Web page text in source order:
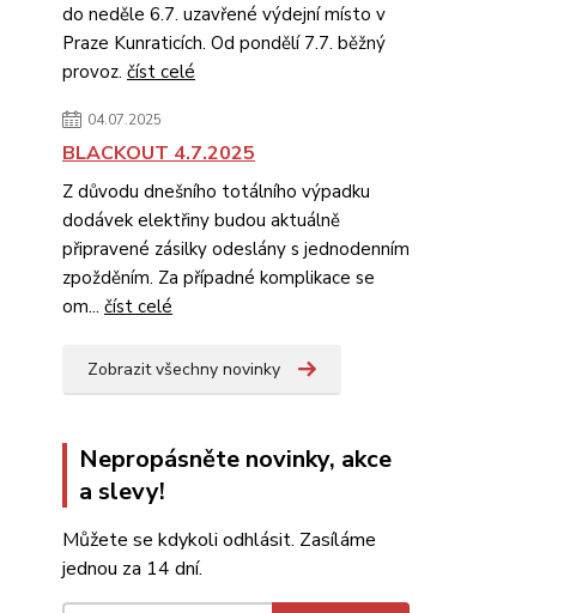
do neděle 6.7. uzavřené výdejní místo v
Praze Kunraticích. Od pondělí 7.7. běžný
provoz. číst celé
04.07.2025
BLACKOUT 4.7.2025
Z důvodu dnešního totálního výpadku
dodávek elektřiny budou aktuálně
připravené zásilky odeslány s jednodenním
zpožděním. Za případné komplikace se
om... číst celé
Zobrazit všechny novinky
Nepropásněte novinky, akce
a slevy!
Můžete se kdykoli odhlásit. Zasíláme
jednou za 14 dní.